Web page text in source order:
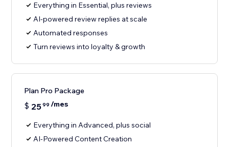
Everything in Essential, plus reviews
AI-powered review replies at scale
Automated responses
Turn reviews into loyalty & growth
Plan Pro Package
$ 2599 /mes
Everything in Advanced, plus social
AI-Powered Content Creation